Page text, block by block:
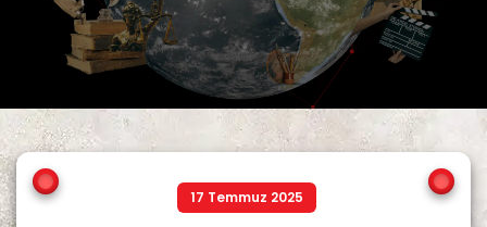
17 Temmuz 2025